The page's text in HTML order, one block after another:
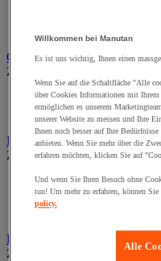
Geräte und Produkte zur
Zur gesamten Produktgruppe
Insektenvernichter
Insektizid für fliegende
Industriellen Reinigung
Zur gesamten Produktgruppe
Abroller, Spender und
Reinigungstücher auf
Textil- und Vliestücher
Papiertücher und
Zur gesamten Produktgruppe
Willkommen bei Manutan
Es ist uns wichtig, Ihnen einen
Wenn Sie auf die Schaltfläche "Alle
über Cookies Informationen mit Ihrem
ermöglichen es unserem
unserer Website zu messen und Ihre
Ihnen noch besser auf Ihre
anbieten. Wenn Sie mehr über die
erfahren möchten, klicken Sie auf
Und wenn Sie Ihren Besuch ohne
tun! Um mehr zu erfahren, können
policy.
Alle